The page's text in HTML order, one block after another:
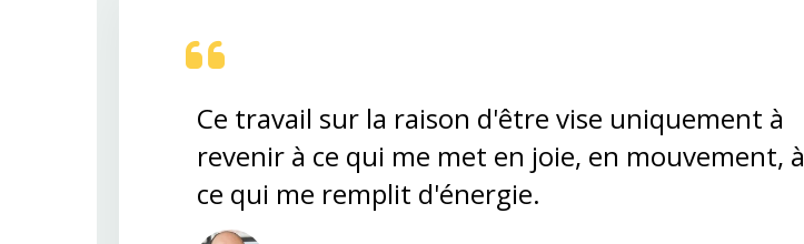
Ce travail sur la raison d'être vise uniquement à
revenir à ce qui me met en joie, en mouvement, à
ce qui me remplit d'énergie.